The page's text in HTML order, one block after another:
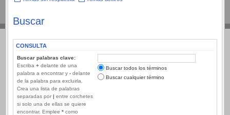
Buscar
CONSULTA
Buscar palabras clave:
Escriba + delante de una
palabra a encontrar y - delante
de la palabra para excluirla.
Crea una lista de palabras
separadas por | entre corchetes
si solo una de ellas se quiere
encontrar. Emplee * como
Buscar todos los términos
Buscar cualquier término